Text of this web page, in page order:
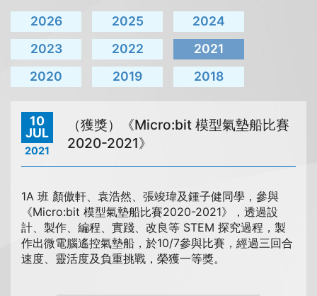
2026 2025
2024
2023
2022
2021
2020
2019 2018
10
JUL
2021
（獲獎）《Micro:bit 模型氣墊船比賽
2020-2021》
1A 班 顏傲軒、袁浩然、張竣瑋及鍾子健同學，參與
《Micro:bit 模型氣墊船比賽2020-2021》，透過設
計、製作、編程、實踐、改良等 STEM 探究過程，製
作出微電腦遙控氣墊船，於10/7參與比賽，經過三回合
速度、靈活度及負重挑戰，榮獲一等獎。